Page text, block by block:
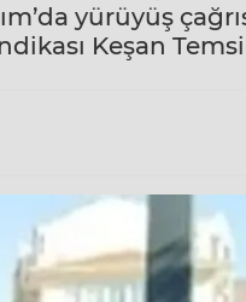
yürüyüş
Keşan